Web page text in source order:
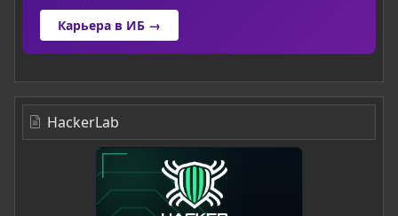
Карьера в ИБ →
HackerLab